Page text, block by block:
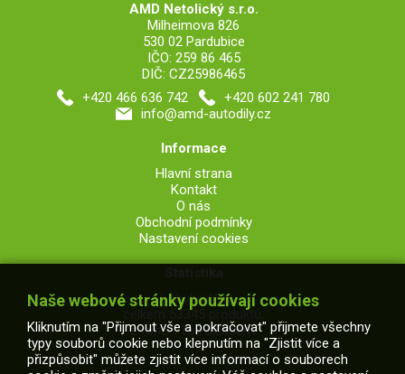
AMD Netolický s.r.o.
Milheimova 826
530 02 Pardubice
IČO: 259 86 465
DIČ: CZ25986465
+420 466 636 742
+420 602 241 780
info@amd-autodily.cz
Informace
Hlavní strana
Kontakt
O nás
Obchodní podmínky
Nastavení cookies
V obchodě je
celkem 53345 produktů,
z toho 7165 skladem.
Naše webové stránky používají cookies
Kliknutím na "Přijmout vše a pokračovat" přijmete všechny
typy souborů cookie nebo klepnutím na "Zjistit více a
přizpůsobit" můžete zjistit více informací o souborech